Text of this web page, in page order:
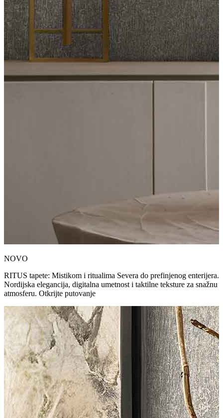
NOVO
RITUS tapete: Mistikom i ritualima Severa do prefinjenog enterijera.
Nordijska elegancija, digitalna umetnost i taktilne teksture za snažnu
atmosferu. Otkrijte putovanje